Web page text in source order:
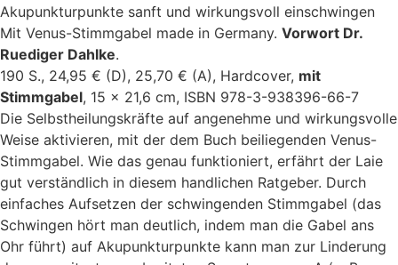
Akupunkturpunkte sanft und wirkungsvoll einschwingen
Mit Venus-Stimmgabel made in Germany. Vorwort Dr.
Ruediger Dahlke.
190 S., 24,95 € (D), 25,70 € (A), Hardcover, mit
Stimmgabel, 15 x 21,6 cm, ISBN 978-3-938396-66-7
Die Selbstheilungskräfte auf angenehme und wirkungsvolle
Weise aktivieren, mit der dem Buch beiliegenden Venus-
Stimmgabel. Wie das genau funktioniert, erfährt der Laie
gut verständlich in diesem handlichen Ratgeber. Durch
einfaches Aufsetzen der schwingenden Stimmgabel (das
Schwingen hört man deutlich, indem man die Gabel ans
Ohr führt) auf Akupunkturpunkte kann man zur Linderung